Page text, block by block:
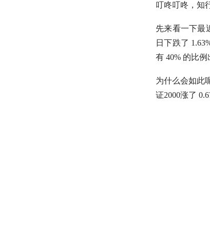
叮咚叮咚，知
先来看一下最
日下跌了
有 40% 的比例
为什么会如此
证2000涨了